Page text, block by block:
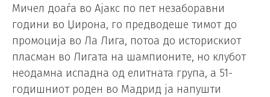
Мичел доаѓа во Ајакс по пет незаборавни
години во Џирона, го предводеше тимот до
промоција во Ла Лига, потоа до историскиот
пласман во Лигата на шампионите, но клубот
неодамна испадна од елитната група, а 51-
годишниот роден во Мадрид ја напушти